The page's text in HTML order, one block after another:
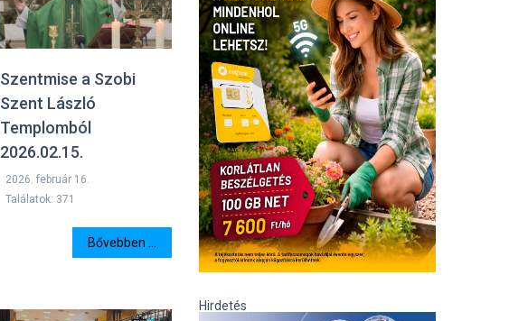
Szentmise a Szobi
Szent László
Templomból
2026.02.15.
2026. február 16.
Találatok: 371
Bővebben ...
Hirdetés